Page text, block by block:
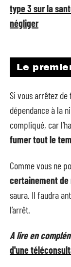
type 3 sur la
négliger
Le
Si vous arrêtez
dépendance à la
compliqué, car
fumer tout le
Comme vous ne
certainement de
saura. Il faudra
l’arrêt.
A lire en
d'une